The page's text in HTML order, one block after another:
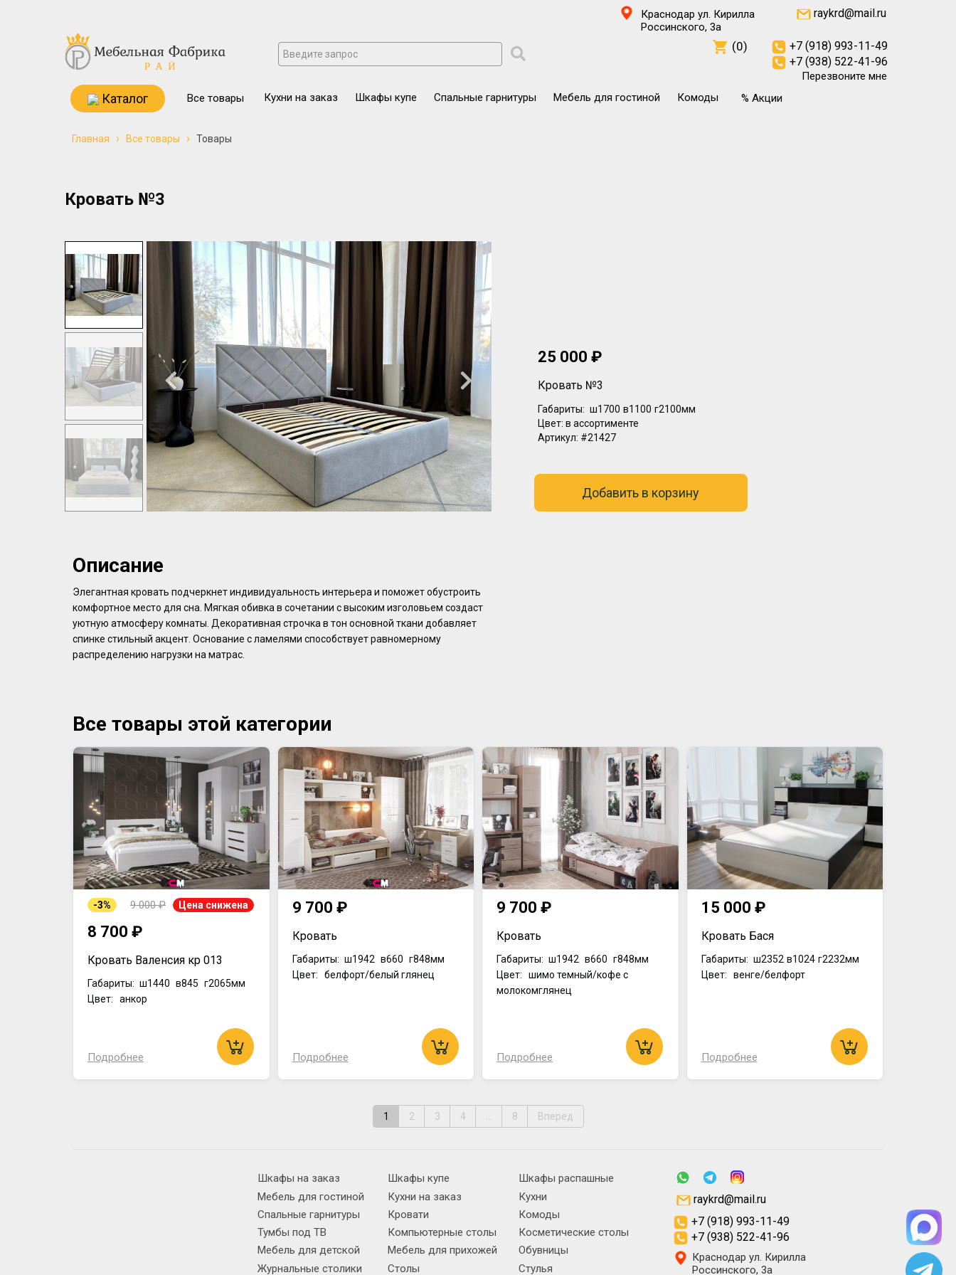
Краснодар ул. Кирилла
Россинского, 3а
raykrd@mail.ru
Перезвоните мне
Кухни на заказ
Шкафы купе Спальные гарнитуры Мебель для гостиной Комоды
Все товары % Акции
Каталог
(0)
+7 (918) 993-11-49
+7 (938) 522-41-96
Главная › Все товары › Товары
Кровать №3
25 000 ₽
Кровать №3
Габариты: ш1700 в1100 г2100мм
Цвет: в ассортименте
Артикул: #21427
Добавить в корзину
Описание
Элегантная кровать подчеркнет индивидуальность интерьера и поможет обустроить
комфортное место для сна. Мягкая обивка в сочетании с высоким изголовьем создаст
уютную атмосферу комнаты. Декоративная строчка в тон основной ткани добавляет
спинке стильный акцент. Основание с ламелями способствует равномерному
распределению нагрузки на матрас.
Все товары этой категории
-3% 9 000 ₽ Цена снижена
8 700 ₽
Кровать Валенсия кр 013
Габариты: ш1440 в845 г2065мм
Цвет: анкор
Подробнее
9 700 ₽
Кровать
Габариты: ш1942 в660 г848мм
Цвет: белфорт/белый глянец
Подробнее
9 700 ₽
Кровать
Габариты: ш1942 в660 г848мм
Цвет: шимо темный/кофе с
молокомглянец
Подробнее
15 000 ₽
Кровать Бася
Габариты: ш2352 в1024 г2232мм
Цвет: венге/белфорт
Подробнее
1 2 3 4 8 Вперед
Краснодар ул. Кирилла
Россинского, 3а
Шкафы на заказ Шкафы купе
Шкафы распашные
Мебель для гостиной
Кухни на заказ
Кухни
Спальные гарнитуры
Кровати
Комоды
Тумбы под ТВ
Компьютерные столы
Косметические столы
Мебель для детской
Мебель для прихожей
Обувницы
Журнальные столики
Столы Стулья
+7 (918) 993-11-49
+7 (938) 522-41-96
raykrd@mail.ru